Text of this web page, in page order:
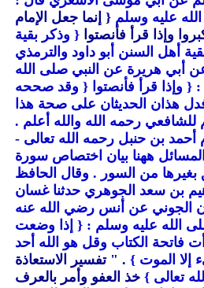
عليه وسلم { إنما جعل الإمام
وإذا قرأ فأنصتوا { وذكر بقية
أهل السنن أبو داود والترمذي
أبي هريرة عن النبي صلى الله
: { وإذا قرأ فأنصتوا { وقد صححه
هذان الحديثان على صحة هذا
للشافعي رحمه الله والله أعلم .
أحمد بن حنبل رحمه الله تعالى -
ههنا بيان اختصاص سورة
بغيرها من السور . وقال الحافظ
بن سعد الجوهري حدثنا غسان
الجوني عن أنس رضي الله عنه
الله عليه وسلم : { إذا وضعت
فاتحة الكتاب وقل هو الله أحد
الموت } . " تفسير الاستعاذة
تعالى } خذ العفو وأمر بالعرف